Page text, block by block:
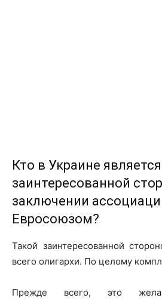
Кто в Украине
заинтересованной
заключении
Евросоюзом?
Такой заинтересованной
всего олигархи. По целому
Прежде всего, это